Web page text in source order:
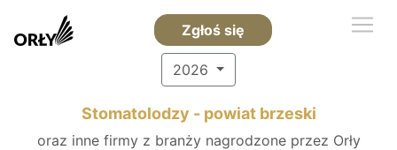
Zgłoś się
2026
Stomatolodzy - powiat brzeski
oraz inne firmy z branży nagrodzone przez Orły